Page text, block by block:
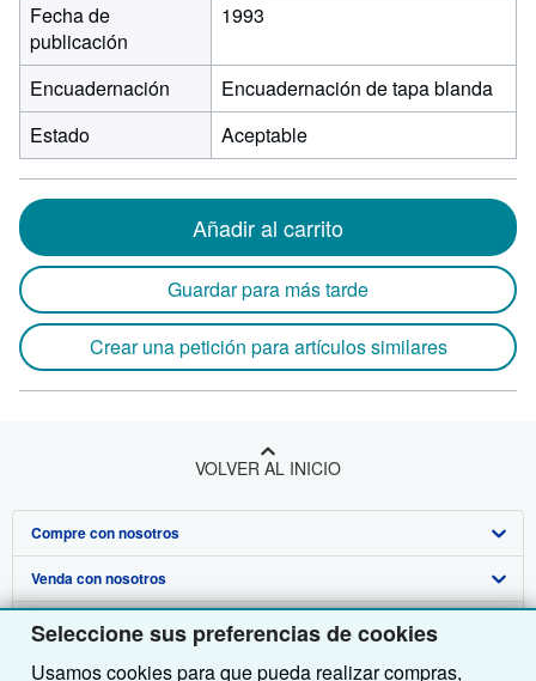
Seleccione sus preferencias de cookies
Usamos cookies para que pueda realizar compras,
Fecha de
publicación
1993
Encuadernación
Encuadernación de tapa blanda
Estado
Aceptable
Añadir al carrito
Guardar para más tarde
Crear una petición para artículos similares
VOLVER AL INICIO
Compre con nosotros
Búsqueda avanzada
Colecciones
Mi cuenta
Venda con nosotros
Comenzar a vender
Únase a nuestro programa de afiliados
Sobre nosotros
Sobre IberLibro
Obtener Ayuda